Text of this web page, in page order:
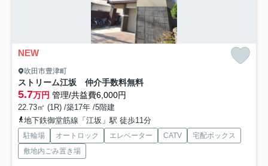
NEW
吹田市豊津町
ストリーム江坂 仲介手数料無料
5.7万円 管理/共益費6,000円
22.73㎡ (1R) /築17年 /5階建
地下鉄御堂筋線「江坂」駅 徒歩11分
駐輪場 オートロック エレベーター CATV
宅配ボックス
敷地内ごみ置き場